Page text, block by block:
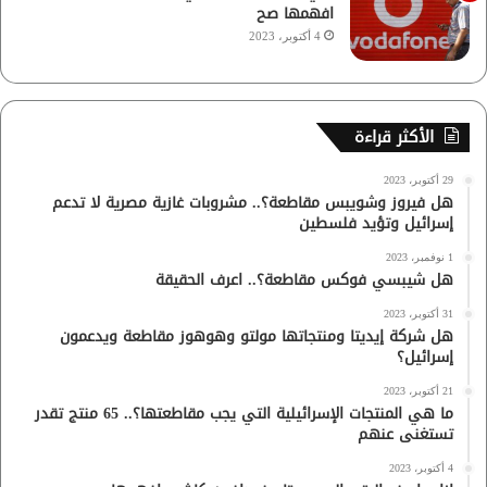
افهمها صح
4 أكتوبر، 2023
الأكثر قراءة
29 أكتوبر، 2023
هل فيروز وشويبس مقاطعة؟.. مشروبات غازية مصرية لا تدعم
إسرائيل وتؤيد فلسطين
1 نوفمبر، 2023
هل شيبسي فوكس مقاطعة؟.. اعرف الحقيقة
31 أكتوبر، 2023
هل شركة إيديتا ومنتجاتها مولتو وهوهوز مقاطعة ويدعمون
إسرائيل؟
21 أكتوبر، 2023
ما هي المنتجات الإسرائيلية التي يجب مقاطعتها؟.. 65 منتج تقدر
تستغنى عنهم
4 أكتوبر، 2023